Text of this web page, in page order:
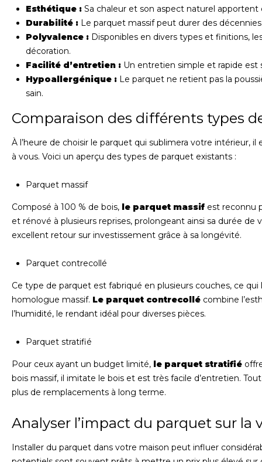
Esthétique : Sa chaleur et son aspect naturel
Durabilité : Le parquet massif peut durer des
Polyvalence : Disponibles en divers types et finitions,
décoration.
Facilité d’entretien : Un entretien simple et rapide est
Hypoallergénique : Le parquet ne retient pas la
sain.
Comparaison des différents types
À l’heure de choisir le parquet qui sublimera votre intérieur,
à vous. Voici un aperçu des types de parquet existants :
Parquet massif
Composé à 100 % de bois, le parquet massif est reconnu
et rénové à plusieurs reprises, prolongeant ainsi sa durée de
excellent retour sur investissement grâce à sa longévité.
Parquet contrecollé
Ce type de parquet est fabriqué en plusieurs couches, ce
homologue massif. Le parquet contrecollé combine
l’humidité, le rendant idéal pour diverses pièces.
Parquet stratifié
Pour ceux ayant un budget limité, le parquet stratifié
bois massif, il imitate le bois et est très facile d’entretien.
plus de remplacements à long terme.
Analyser l’impact du parquet sur la
Installer du parquet dans votre maison peut influer